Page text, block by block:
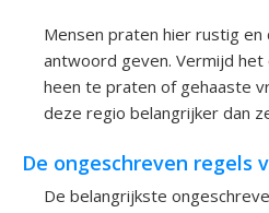
Mensen praten hier rustig en
antwoord geven. Vermijd
heen te praten of gehaaste
deze regio belangrijker dan
De ongeschreven regels
De belangrijkste